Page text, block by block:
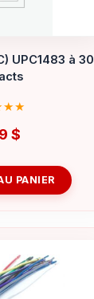
UPC1483 à 30
$
PANIER